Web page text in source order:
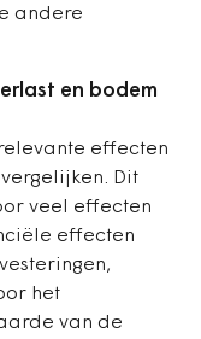
andere
en bodem
effecten
Dit
veel effecten
effecten
het
van de